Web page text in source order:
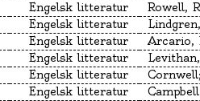
Engelsk litteratur Rowell,
Engelsk litteratur
Engelsk litteratur Arcario,
Engelsk litteratur
Engelsk litteratur
Engelsk litteratur